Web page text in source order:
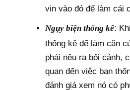
vin vào đó để làm cái
Ngụy biện thống kê:
thống kê để làm căn
phải nêu ra bối cảnh,
quan đến việc bạn
đánh giá xem nó có